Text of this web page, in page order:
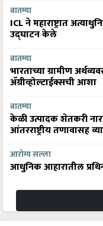
बातम्या
ICL ने महाराष्ट्रात
उद्घाटन केले
बातम्या
भारताच्या ग्रामीण
अ‍ॅग्रीव्होल्टाईक्सची आशा
बातम्या
केळी उत्पादक शेतकरी
आंतरराष्ट्रीय तणावासह
आरोग्य सल्ला
आधुनिक आहारातील